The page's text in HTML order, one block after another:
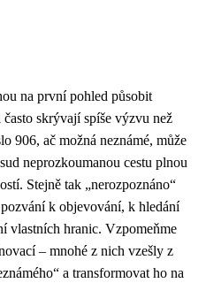
na první pohled působit
skrývají spíše výzvu než
906, ač možná neznámé, může
neprozkoumanou cestu plnou
Stejně tak „nerozpoznáno“
pozvání k objevování, k hledání
vlastních hranic. Vzpomeňme
– mnohé z nich vzešly z
a transformovat ho na